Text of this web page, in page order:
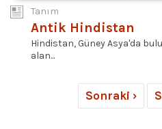
Tanım
Antik Hindistan
Hindistan, Güney Asya'da
alan...
Sonraki ›